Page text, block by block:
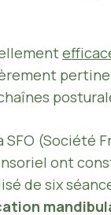
SFO (Société
ont
de six